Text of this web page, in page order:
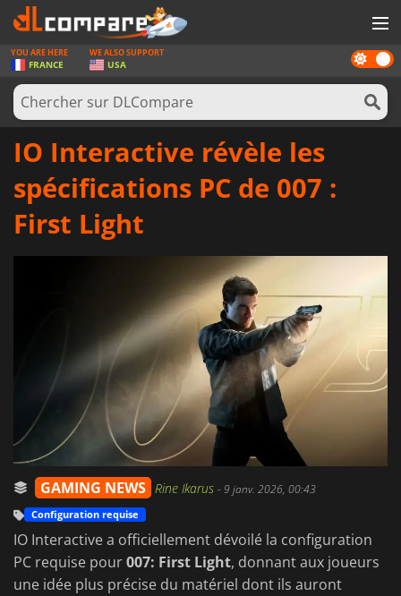
JEUX
CARTES PRÉPAYÉES
LOGICIELS
MATÉRIEL
Dark
mode
YOU ARE HERE
FRANCE
WE ALSO SUPPORT
USA
IO Interactive révèle les
spécifications PC de 007 :
First Light
GAMING NEWS Rine Ikarus -9 janv. 2026, 00:43
Configuration requise
IO Interactive a officiellement dévoilé la configuration
PC requise pour007: First Light, donnant aux joueurs
une idée plus précise du matériel dont ils auront